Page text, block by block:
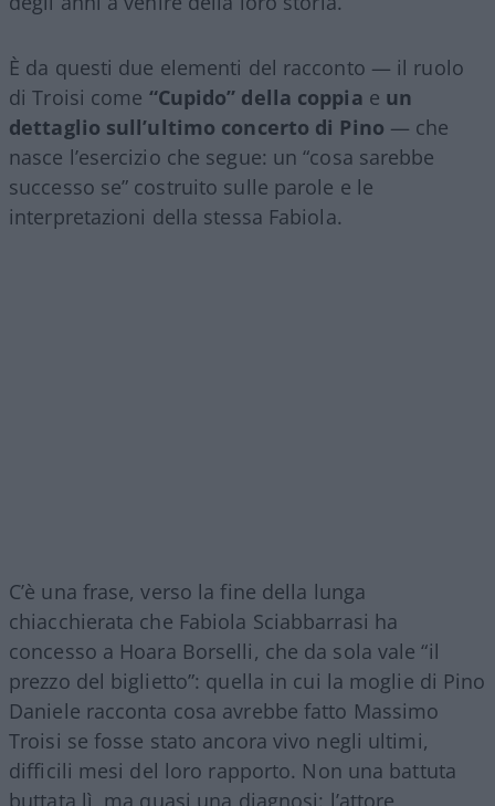
È da questi due elementi del racconto — il ruolo
di Troisi come “Cupido” della coppia e un
dettaglio sull’ultimo concerto di Pino — che
nasce l’esercizio che segue: un “cosa sarebbe
successo se” costruito sulle parole e le
interpretazioni della stessa Fabiola.
C’è una frase, verso la fine della lunga
chiacchierata che Fabiola Sciabbarrasi ha
concesso a Hoara Borselli, che da sola vale “il
prezzo del biglietto”: quella in cui la moglie di Pino
Daniele racconta cosa avrebbe fatto Massimo
Troisi se fosse stato ancora vivo negli ultimi,
difficili mesi del loro rapporto. Non una battuta